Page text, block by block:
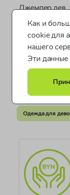
Джемпер дев.
Поставщик
ООО "Бонд
Пол
для девочки
Страна
Египет
Документ о
СЕАЭС RU
BASICO
Показать
Майки для
Одежда для
Одежда для
Как и
cookie для
нашего
Эти данные